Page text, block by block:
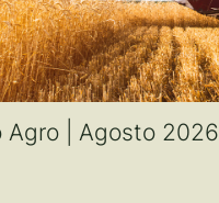
Agro | Agosto 2026